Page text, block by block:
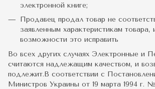
электронной книге;
Продавец продал товар не
заявленным характеристикам товара,
возможности это исправить
Во всех других случаях Электронные и
считаются надлежащим качеством, и
подлежит.В соответствии с
Министров Украины от 19 марта 1994 г.